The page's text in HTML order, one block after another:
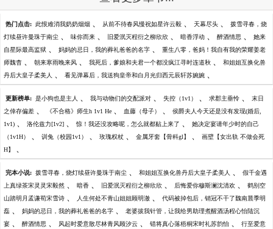
热门点击: 此恨难消我奶奶烟烟 、 从前不待春风慢祝如星许云毅 、 天幕尽头 、 拨雪寻春，烧
灯续昼许曼珠于南尘 、 味你而来 、 旧爱泯灭程衍之柳欣欣 、 暗香浮动 、 醉酒情思 、 她来
自星际最高监狱 、 妈妈的忌日，我的葬礼爸爸的名字 、 重生八零，爸妈！我自有我的荣耀姜老
师魏杳 、 朝来寒雨晚来风 、 我死后，爹娘和夫君一个都没疯江寻时连道秋 、 和姐姐互换化兽
丹后大皇子柔美人 、 看见弹幕后，我送狗皇帝和白月光归西元辰轩苏婉婉 、
更新榜单: 是小狗也是主人 、 我与动物们的交配派对 、 失控（1v1） 、 求郡主垂怜 、 末日
之倖存偏差 、 《不合格》师生h 1v1 He 、 血藤（母子） 、 侯爵夫人今天还是没有发现(婚后,
1v1) 、 洛伦兹力[1v2] 、 惊！我还没攻略呢，怎么就都贴上来了 、 她决定宴请年少时的自己
（1v1H） 、 训兔（校园1v1） 、 玫瑰权杖 、 金属牙套【骨科gl】 、 画壁【女出轨 不做会死
H】 、
完本小说: 拨雪寻春，烧灯续昼许曼珠于南尘 、 和姐姐互换化兽丹后大皇子柔美人 、 假千金遇
上真绿茶宋灵灵宋毅然 、 暗香 、 旧爱泯灭程衍之柳欣欣 、 后悔爱你穆斯澜沈清欢 、 鹤别空
山踏明月孟谦荀宋雪诗 、 人生何处不青山姐姐顾明澈 、 代码被掉包后，销冠不干了魏南晨季明
磊 、 妈妈的忌日，我的葬礼爸爸的名字 、 老婆拔我针管，让我给男助理煮醒酒汤程心怡陆沉
宴 、 醉酒情思 、 风起时爱意散尽林青风顾汐云 、 错将真心落梧桐宋时礼苏韵怡 、 行至爱意